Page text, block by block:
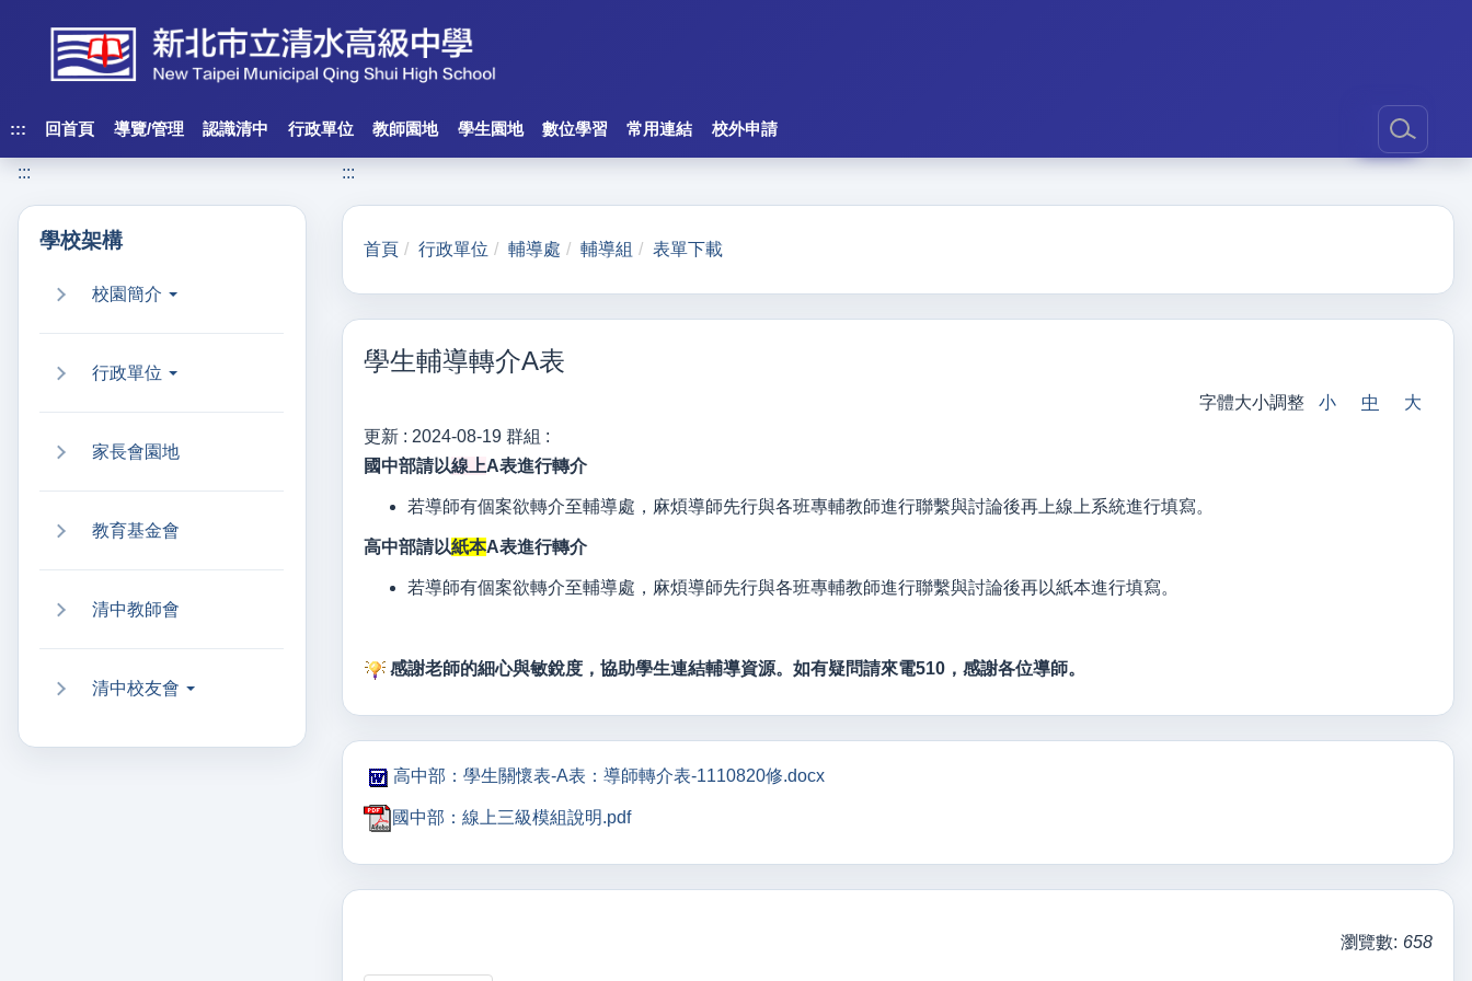
內
區
塊
::: 回首頁 導覽/管理 認識清中 行政單位 教師園地 學生園地 數位學習 常用連結 校外申請
:::
學校架構
校園簡介
行政單位
家長會園地
教育基金會
清中教師會
清中校友會
:::
首頁 行政單位 輔導處 輔導組 表單下載
學生輔導轉介A表
字體大小調整 小 中
大
更新 :2024-08-19群組 :
國中部請以線上A表進行轉介
若導師有個案欲轉介至輔導處，麻煩導師先行與各班專輔教師進行聯繫與討論後再上線上系統進行填寫。
高中部請以紙本A表進行轉介
若導師有個案欲轉介至輔導處，麻煩導師先行與各班專輔教師進行聯繫與討論後再以紙本進行填寫。
感謝老師的細心與敏銳度，協助學生連結輔導資源。如有疑問請來電510，感謝各位導師。
高中部：學生關懷表-A表：導師轉介表-1110820修.docx
國中部：線上三級模組說明.pdf
瀏覽數: 658